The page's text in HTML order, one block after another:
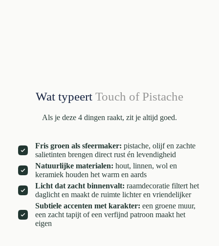
Wat typeert Touch of Pistache
Als je deze 4 dingen raakt, zit je altijd goed.
Fris groen als sfeermaker: pistache, olijf en zachte
salietinten brengen direct rust én levendigheid
Natuurlijke materialen: hout, linnen, wol en
keramiek houden het warm en aards
Licht dat zacht binnenvalt: raamdecoratie filtert het
daglicht en maakt de ruimte lichter en vriendelijker
Subtiele accenten met karakter: een groene muur,
een zacht tapijt of een verfijnd patroon maakt het
eigen